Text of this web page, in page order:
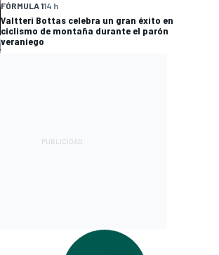
FÓRMULA 114 h
Valtteri Bottas celebra un gran éxito en
ciclismo de montaña durante el parón
veraniego